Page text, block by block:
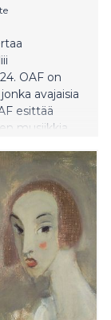
OAF on
avajaisia
esittää
musiikkia,